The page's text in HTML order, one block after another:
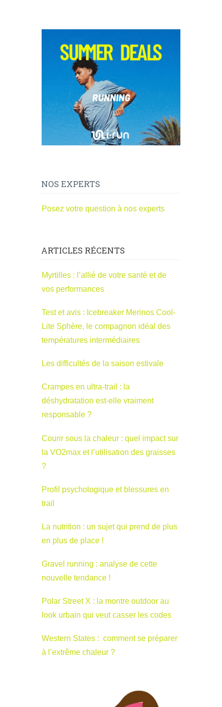
NOS EXPERTS
Posez votre question à nos experts
ARTICLES RÉCENTS
Myrtilles : l’allié de votre santé et de
vos performances
Test et avis : Icebreaker Merinos Cool-
Lite Sphère, le compagnon idéal des
températures intermédiaires
Les difficultés de la saison estivale
Crampes en ultra-trail : la
déshydratation est-elle vraiment
responsable ?
Courir sous la chaleur : quel impact sur
la VO2max et l’utilisation des graisses
?
Profil psychologique et blessures en
trail
La nutrition : un sujet qui prend de plus
en plus de place !
Gravel running : analyse de cette
nouvelle tendance !
Polar Street X : la montre outdoor au
look urbain qui veut casser les codes
Western States : comment se préparer
à l’extrême chaleur ?